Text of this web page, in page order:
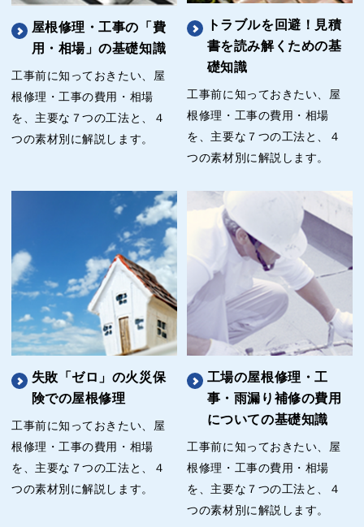
屋根修理・工事の「費
用・相場」の基礎知識
工事前に知っておきたい、屋
根修理・工事の費用・相場
を、主要な７つの工法と、４
つの素材別に解説します。
トラブルを回避！見積
書を読み解くための基
礎知識
工事前に知っておきたい、屋
根修理・工事の費用・相場
を、主要な７つの工法と、４
つの素材別に解説します。
失敗「ゼロ」の火災保
険での屋根修理
工事前に知っておきたい、屋
根修理・工事の費用・相場
を、主要な７つの工法と、４
つの素材別に解説します。
工場の屋根修理・工
事・雨漏り補修の費用
についての基礎知識
工事前に知っておきたい、屋
根修理・工事の費用・相場
を、主要な７つの工法と、４
つの素材別に解説します。